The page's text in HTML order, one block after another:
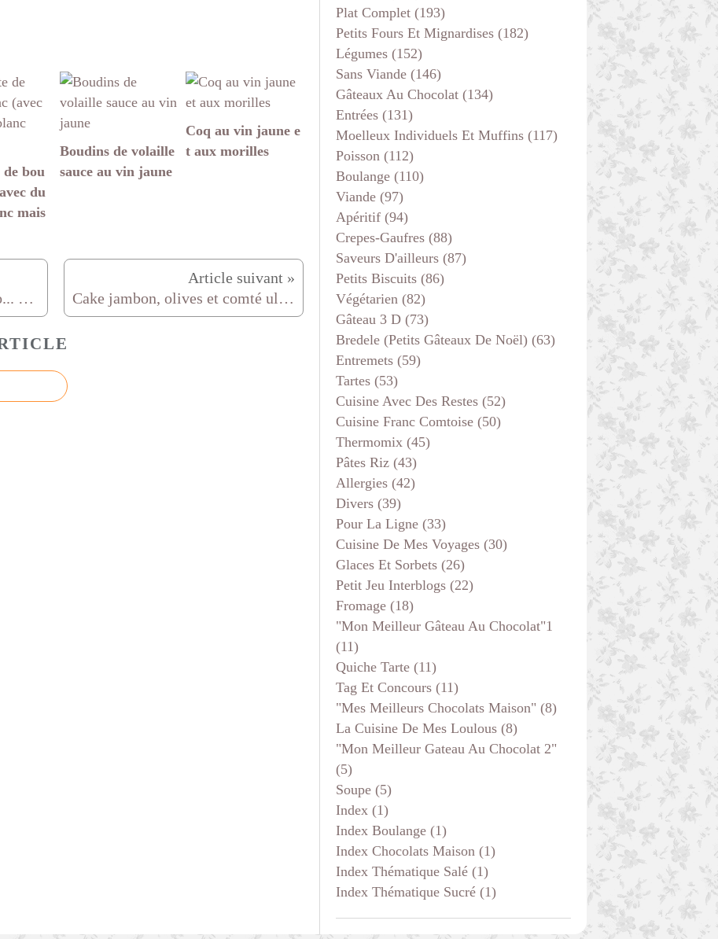
bou
du
mais
Boudins de volaille
sauce au vin jaune
Coq au vin jaune e
t aux morilles
pour les fans de noix de coco... deux essais coco pépites de chocolat Cake jambon, olives et comté ultra moelleux
Plat Complet (193)
Petits Fours Et Mignardises (182)
Légumes (152)
Sans Viande (146)
Gâteaux Au Chocolat (134)
Entrées (131)
Moelleux Individuels Et Muffins (117)
Poisson (112)
Boulange (110)
Viande (97)
Apéritif (94)
Crepes-Gaufres (88)
Saveurs D'ailleurs (87)
Petits Biscuits (86)
Végétarien (82)
Gâteau 3 D (73)
Bredele (petits Gâteaux De Noël) (63)
Entremets (59)
Tartes (53)
Cuisine Avec Des Restes (52)
Cuisine Franc Comtoise (50)
Thermomix (45)
Pâtes Riz (43)
Allergies (42)
Divers (39)
Pour La Ligne (33)
Cuisine De Mes Voyages (30)
Glaces Et Sorbets (26)
Petit Jeu Interblogs (22)
Fromage (18)
"mon Meilleur Gâteau Au Chocolat"1
(11)
Quiche Tarte (11)
Tag Et Concours (11)
"mes Meilleurs Chocolats Maison" (8)
La Cuisine De Mes Loulous (8)
"mon Meilleur Gateau Au Chocolat 2"
(5)
Soupe (5)
Index (1)
Index Boulange (1)
Index Chocolats Maison (1)
Index Thématique Salé (1)
Index Thématique Sucré (1)